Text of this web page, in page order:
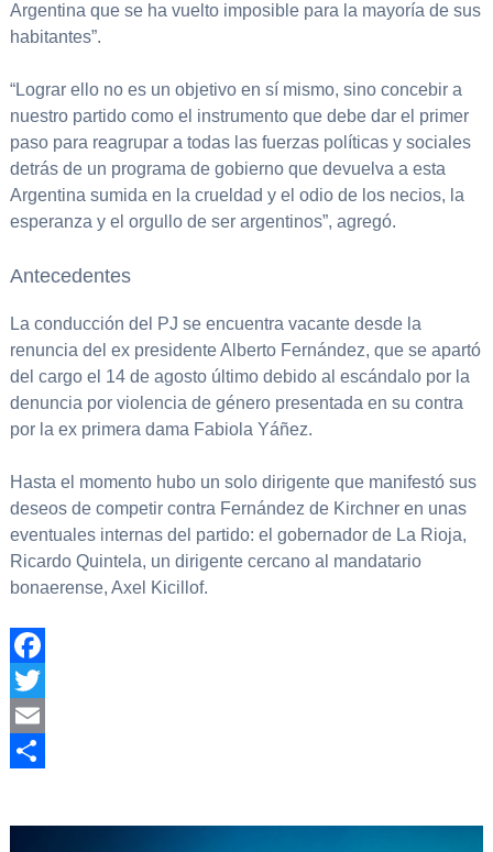
Argentina que se ha vuelto imposible para la mayoría de sus
habitantes”.
“Lograr ello no es un objetivo en sí mismo, sino concebir a
nuestro partido como el instrumento que debe dar el primer
paso para reagrupar a todas las fuerzas políticas y sociales
detrás de un programa de gobierno que devuelva a esta
Argentina sumida en la crueldad y el odio de los necios, la
esperanza y el orgullo de ser argentinos”, agregó.
Antecedentes
La conducción del PJ se encuentra vacante desde la
renuncia del ex presidente Alberto Fernández, que se apartó
del cargo el 14 de agosto último debido al escándalo por la
denuncia por violencia de género presentada en su contra
por la ex primera dama Fabiola Yáñez.
Hasta el momento hubo un solo dirigente que manifestó sus
deseos de competir contra Fernández de Kirchner en unas
eventuales internas del partido: el gobernador de La Rioja,
Ricardo Quintela, un dirigente cercano al mandatario
bonaerense, Axel Kicillof.
Facebook
Twitter
Email